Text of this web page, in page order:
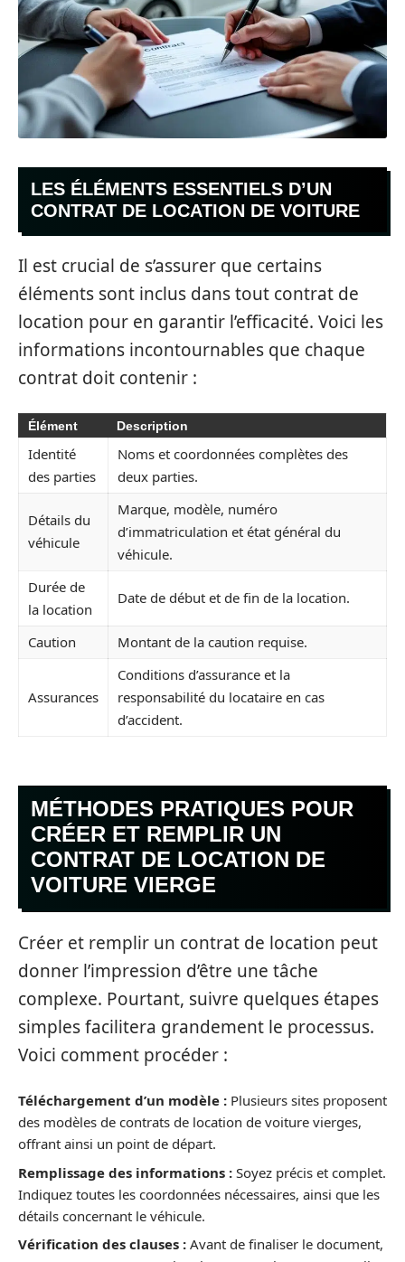
LES ÉLÉMENTS ESSENTIELS D’UN
CONTRAT DE LOCATION DE VOITURE
Il est crucial de s’assurer que certains
éléments sont inclus dans tout contrat de
location pour en garantir l’efficacité. Voici les
informations incontournables que chaque
contrat doit contenir :
Élément Description
Identité
des parties
Noms et coordonnées complètes des
deux parties.
Détails du
véhicule
Marque, modèle, numéro
d’immatriculation et état général du
véhicule.
Durée de
la location
Date de début et de fin de la location.
Caution Montant de la caution requise.
Assurances
Conditions d’assurance et la
responsabilité du locataire en cas
d’accident.
MÉTHODES PRATIQUES POUR
CRÉER ET REMPLIR UN
CONTRAT DE LOCATION DE
VOITURE VIERGE
Créer et remplir un contrat de location peut
donner l’impression d’être une tâche
complexe. Pourtant, suivre quelques étapes
simples facilitera grandement le processus.
Voici comment procéder :
Téléchargement d’un modèle : Plusieurs sites proposent
des modèles de contrats de location de voiture vierges,
offrant ainsi un point de départ.
Remplissage des informations : Soyez précis et complet.
Indiquez toutes les coordonnées nécessaires, ainsi que les
détails concernant le véhicule.
Vérification des clauses : Avant de finaliser le document,